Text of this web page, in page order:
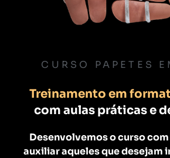
CURSO PAPETES
Treinamento em
com aulas práticas e
Desenvolvemos o curso
auxiliar aqueles que desejam